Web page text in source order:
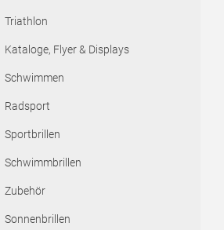
Triathlon
Kataloge, Flyer & Displays
Schwimmen
Radsport
Sportbrillen
Schwimmbrillen
Zubehör
Sonnenbrillen